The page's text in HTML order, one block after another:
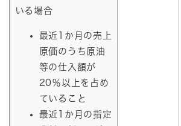
いる場合
最近1か月の売上
原価のうち原油
等の仕入額が
20％以上を占め
ていること
最近1か月の指定